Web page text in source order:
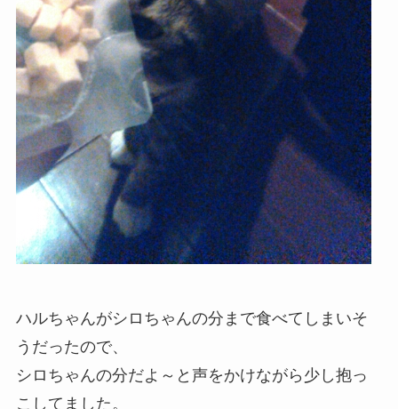
ハルちゃんがシロちゃんの分まで食べてしまいそ
うだったので、
シロちゃんの分だよ～と声をかけながら少し抱っ
こしてました。